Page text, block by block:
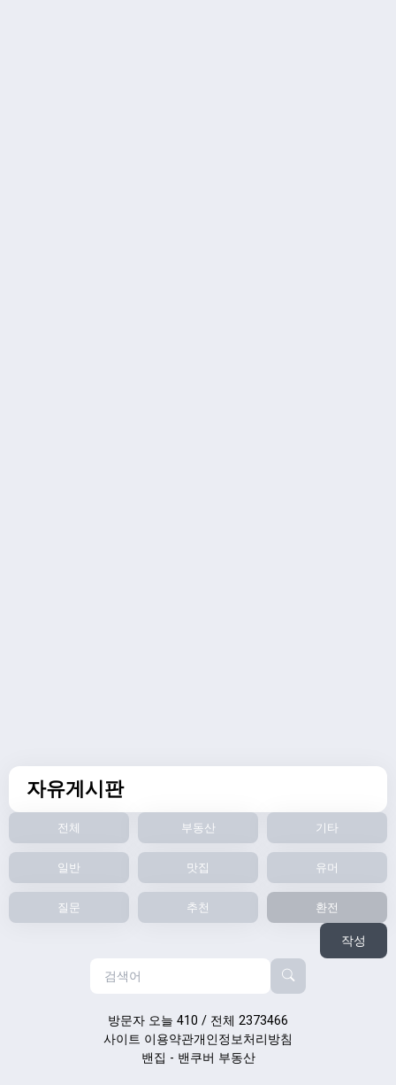
자유게시판
전체 부동산 기타
일반 맛집 유머
질문 추천 환전
작성
방문자 오늘 410 / 전체 2373466
사이트 이용약관개인정보처리방침
밴집 - 밴쿠버 부동산